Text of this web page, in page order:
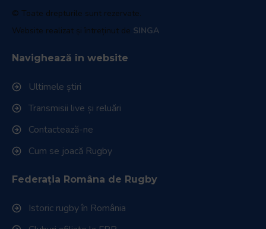
© Toate drepturile sunt rezervate.
Website realizat și întreținut de SINGA
Navighează în website
Ultimele știri
Transmisii live și reluări
Contactează-ne
Cum se joacă Rugby
Federația Româna de Rugby
Istoric rugby în România